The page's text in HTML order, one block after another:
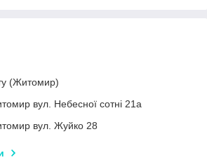
(Житомир)
вул. Небесної сотні 21а
вул. Жуйко 28